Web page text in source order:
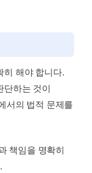
히 해야 합니다.
단하는 것이
서의 법적 문제를
책임을 명확히